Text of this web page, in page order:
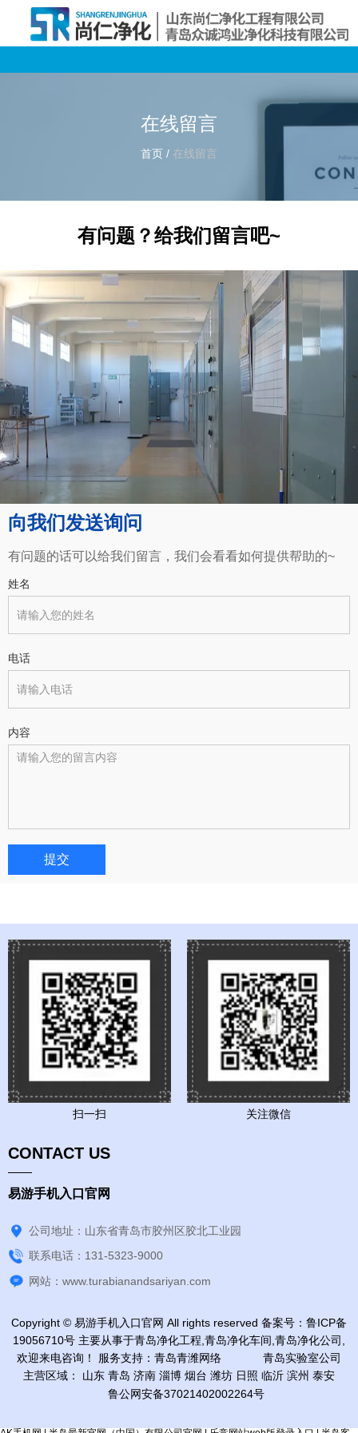
在线留言
首页 / 在线留言
有问题？给我们留言吧~
向我们发送询问
有问题的话可以给我们留言，我们会看看如何提供帮助的~
姓名
电话
内容
提交
扫一扫 关注微信
CONTACT US
易游手机入口官网
公司地址：山东省青岛市胶州区胶北工业园
联系电话：131-5323-9000
网站：www.turabianandsariyan.com
Copyright © 易游手机入口官网 All rights reserved 备案号： 鲁ICP备
19056710号 主要从事于青岛净化工程 青岛净化车间 青岛净化公司
欢迎来电咨询！ 服务支持： 青岛青潍网络
青岛实验室公司
主营区域： 山东 青岛 济南 淄博 烟台 潍坊 日照 临沂 滨州 泰安
鲁公网安备37021402002264号